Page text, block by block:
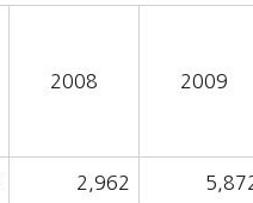
2008 2009
2,962